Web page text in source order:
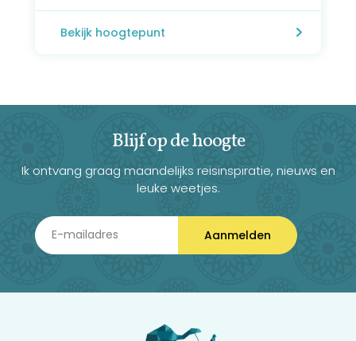
Bekijk hoogtepunt
Blijf op de hoogte
Ik ontvang graag maandelijks reisinspiratie, nieuws en
leuke weetjes.
Aanmelden